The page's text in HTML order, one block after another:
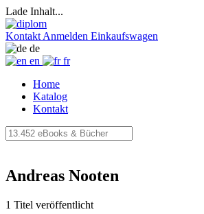
Lade Inhalt...
Kontakt Anmelden Einkaufswagen
de
en
fr
Home
Katalog
Kontakt
Andreas Nooten
1 Titel veröffentlicht